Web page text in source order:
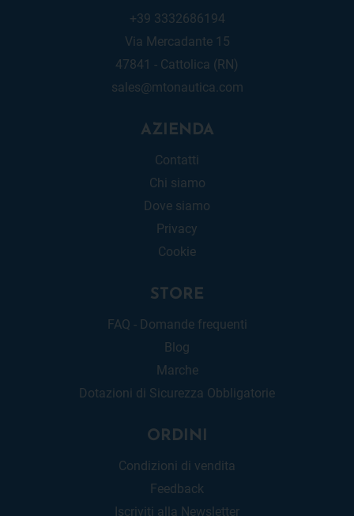
+39 3332686194
Via Mercadante 15
47841 - Cattolica (RN)
sales@mtonautica.com
AZIENDA
Contatti
Chi siamo
Dove siamo
Privacy
Cookie
STORE
FAQ - Domande frequenti
Blog
Marche
Dotazioni di Sicurezza Obbligatorie
ORDINI
Condizioni di vendita
Feedback
Iscriviti alla Newsletter